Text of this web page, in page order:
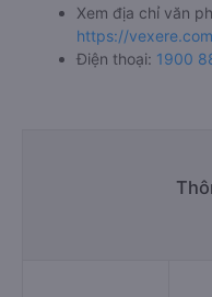
Xem địa chỉ văn
https://
Điện thoại: 1900